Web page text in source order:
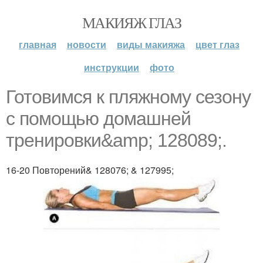
МАКИЯЖ ГЛАЗ
главная новости виды макияжа
цвет глаз
инструкции
фото
Готовимся к пляжному сезону
с помощью домашней
тренировки&amp; 128089;.
16-20 Повторений& 128076; & 127995;